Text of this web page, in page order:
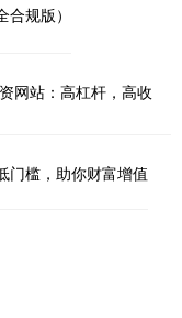
规版）
网站：高杠杆，高收
门槛，助你财富增值